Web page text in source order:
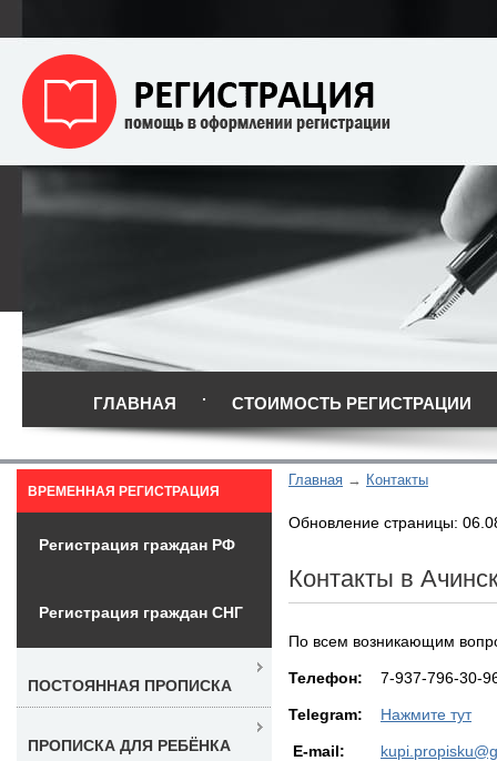
ГЛАВНАЯ СТОИМОСТЬ РЕГИСТРАЦИИ
Главная Контакты
Обновление страницы:
Контакты в
По всем возникающим
Teлефон: 7-937-796-30-
Telegram: Нажмите тут
E-mail:
ВРЕМЕННАЯ РЕГИСТРАЦИЯ
Регистрация граждан РФ
Регистрация граждан СНГ
ПОСТОЯННАЯ ПРОПИСКА
ПРОПИСКА ДЛЯ РЕБЁНКА